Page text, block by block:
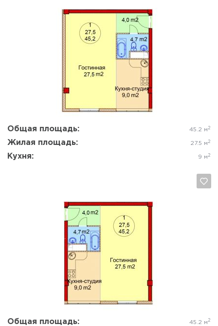
Общая площадь: 45.2 м 2
Жилая площадь: 27.5 м 2
Кухня: 9 м 2
Да, удалить
Общая площадь: 45.2 м 2
Отмена